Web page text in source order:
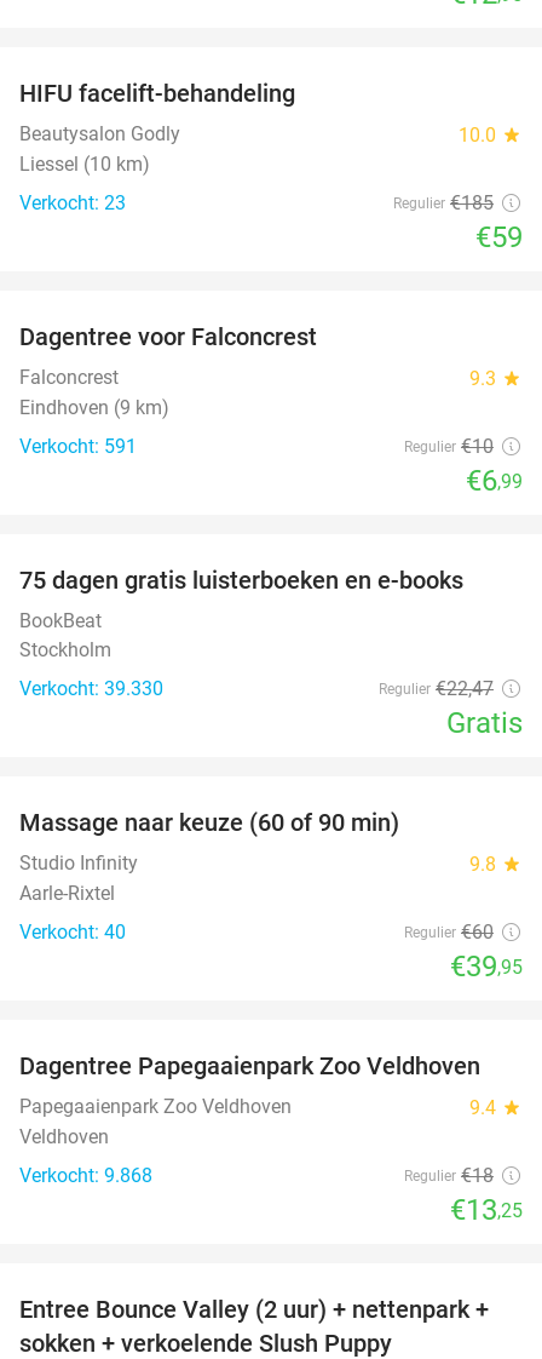
HIFU facelift-behandeling
Beautysalon Godly 10.0 star
Liessel (10 km)
Verkocht: 23
Regulier €185
€59
Dagentree voor Falconcrest
Falconcrest 9.3 star
Eindhoven (9 km)
Verkocht: 591
Regulier €10
€6,99
75 dagen gratis luisterboeken en e-books
BookBeat
Stockholm
Verkocht: 39.330
Regulier €22,47
Gratis
Massage naar keuze (60 of 90 min)
Studio Infinity 9.8 star
Aarle-Rixtel
Verkocht: 40
Regulier €60
€39,95
26%
Dagentree Papegaaienpark Zoo Veldhoven
Papegaaienpark Zoo Veldhoven 9.4 star
Veldhoven
Verkocht: 9.868
Regulier €18
€13,25
46%
Entree Bounce Valley (2 uur) + nettenpark +
sokken + verkoelende Slush Puppy